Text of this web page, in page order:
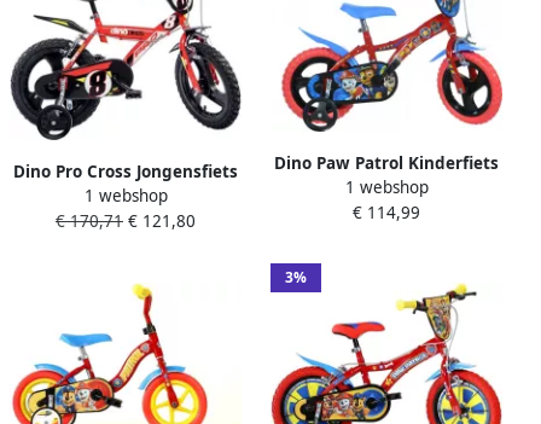
Dino Pro Cross Jongensfiets
Kinderfiets voor Jongens 14
Inch 24 cm Knijprem Rood
1 webshop
€ 170,71 € 121,80
Dino Paw Patrol Kinderfiets
12 Inch van 2-4 Jaar met
Zijwieltjes Jongensfiets
1 webshop
€ 114,99
3%